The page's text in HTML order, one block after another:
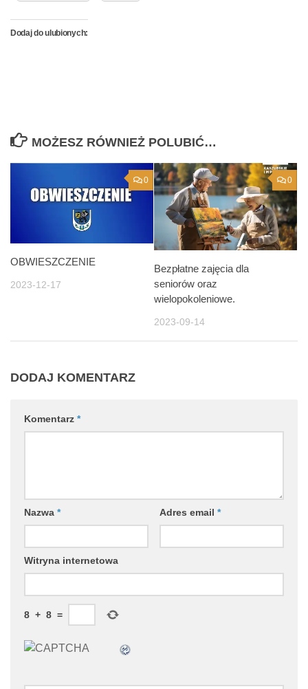
Dodaj do ulubionych:
MOŻESZ RÓWNIEŻ POLUBIĆ…
0
OBWIESZCZENIE
2023-12-17
0
Bezpłatne zajęcia dla
seniorów oraz
wielopokoleniowe.
2023-09-14
DODAJ KOMENTARZ
Komentarz *
Nazwa * Adres email *
Witryna internetowa
8 + 8 =